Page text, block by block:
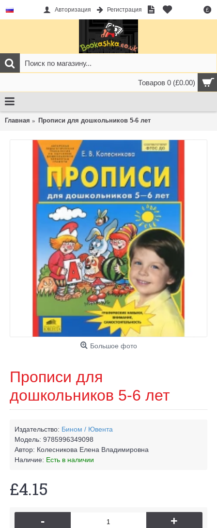
£
Авторизация Регистрация
Товаров 0 (£0.00)
Главная Прописи для дошкольников 5-6 лет
Большое фото
Прописи для
дошкольников 5-6 лет
Издательство: Бином / Ювента
Модель: 9785996349098
Автор: Колесникова Елена Владимировна
Наличие: Есть в наличии
£4.15
- +